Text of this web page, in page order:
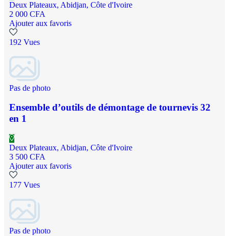
Deux Plateaux, Abidjan, Côte d'Ivoire
2 000 CFA
Ajouter aux favoris
192 Vues
Pas de photo
Ensemble d’outils de démontage de tournevis 32
en 1
Deux Plateaux, Abidjan, Côte d'Ivoire
3 500 CFA
Ajouter aux favoris
177 Vues
Pas de photo